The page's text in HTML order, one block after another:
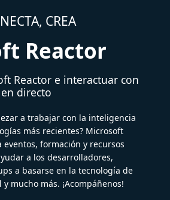
CREA
Reactor
Reactor e interactuar con
directo
a trabajar con la inteligencia
más recientes? Microsoft
eventos, formación y recursos
a los desarrolladores,
a basarse en la tecnología de
mucho más. ¡Acompáñenos!